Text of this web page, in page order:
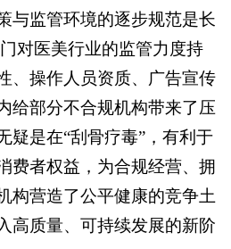
与监管环境的逐步规范是长
对医美行业的监管力度持
、操作人员资质、广告宣传
给部分不合规机构带来了压
疑是在“刮骨疗毒”，有利于
费者权益，为合规经营、拥
构营造了公平健康的竞争土
高质量、可持续发展的新阶